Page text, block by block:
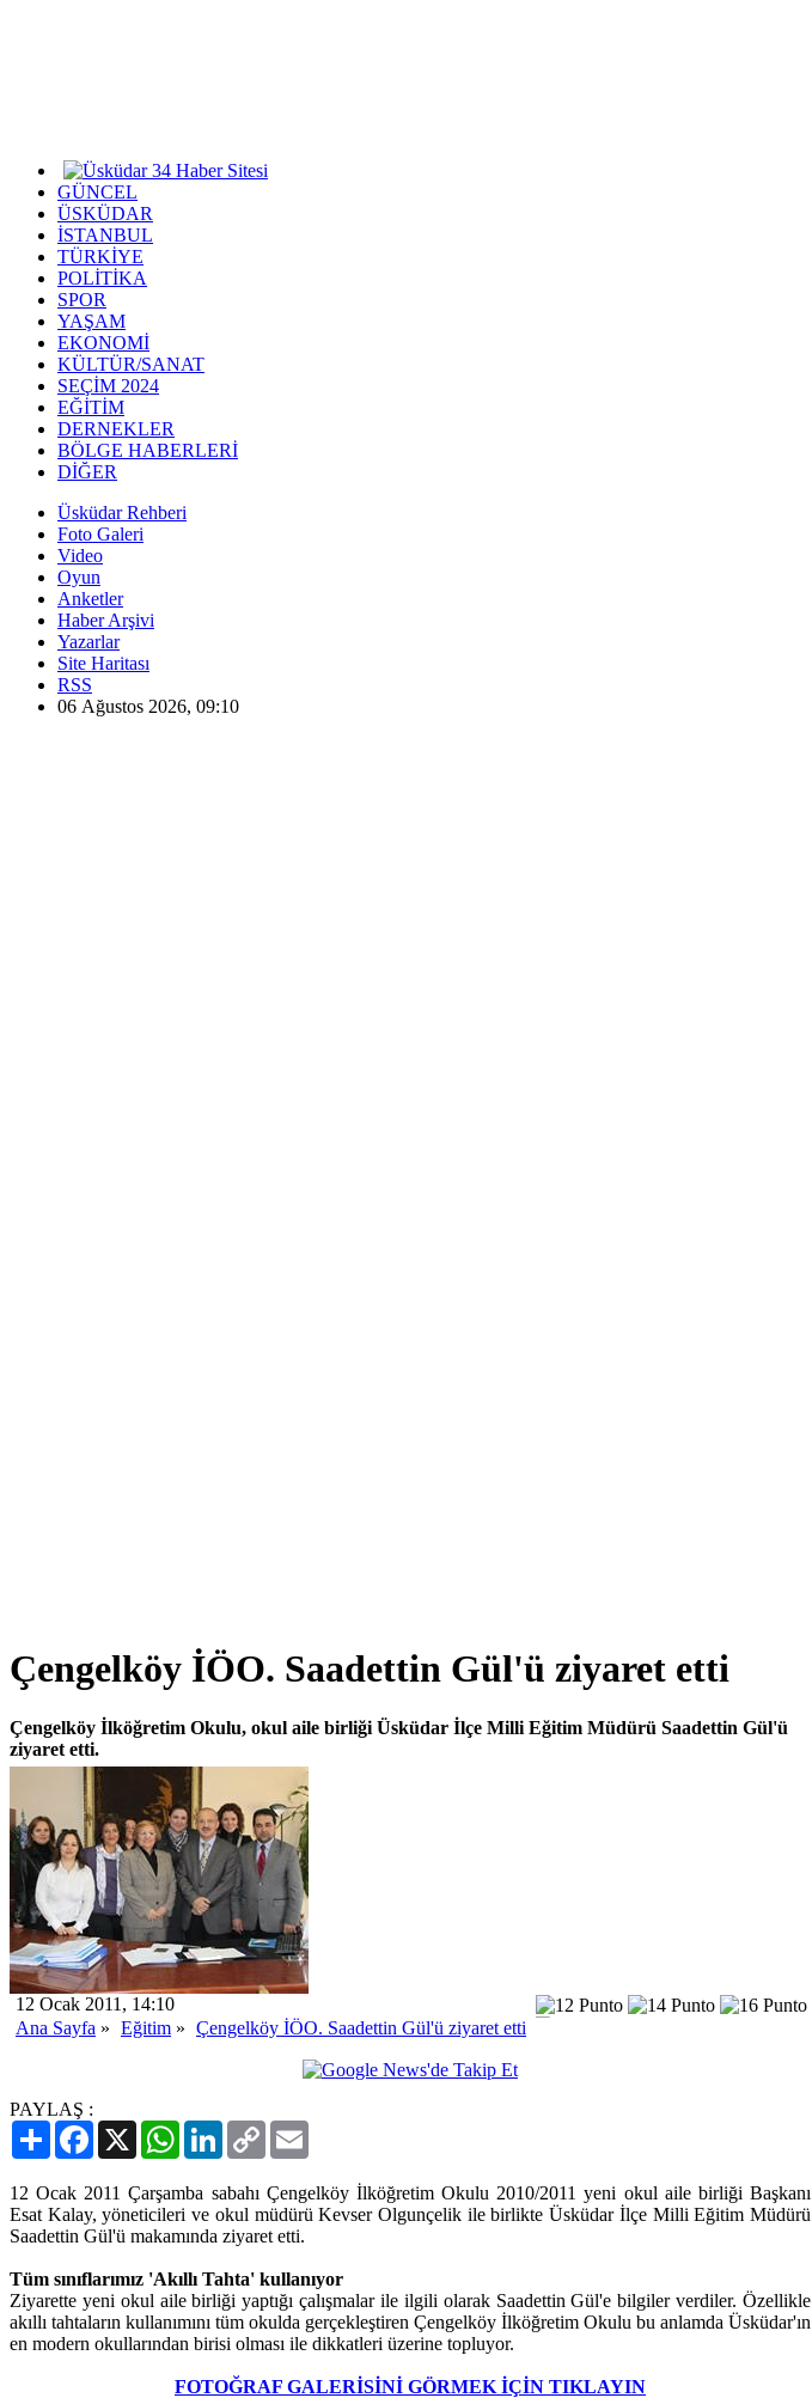
GÜNCEL
ÜSKÜDAR
İSTANBUL
TÜRKİYE
POLİTİKA
SPOR
YAŞAM
EKONOMİ
KÜLTÜR/SANAT
SEÇİM 2024
EĞİTİM
DERNEKLER
BÖLGE HABERLERİ
DİĞER
Üsküdar Rehberi
Foto Galeri
Video
Oyun
Anketler
Haber Arşivi
Yazarlar
Site Haritası
RSS
06 Ağustos 2026, 09:10
Çengelköy İÖO. Saadettin Gül'ü ziyaret etti
Çengelköy İlköğretim Okulu, okul aile birliği Üsküdar İlçe Milli Eğitim Müdürü Saadettin Gül'ü
ziyaret etti.
12 Ocak 2011, 14:10
Ana Sayfa » Eğitim » Çengelköy İÖO. Saadettin Gül'ü ziyaret etti
PAYLAŞ :
PaylaşFacebook
X WhatsAppLinkedIn
Copy
Link
12 Ocak 2011 Çarşamba sabahı Çengelköy İlköğretim Okulu 2010/2011 yeni okul aile birliği Başkanı
Esat Kalay, yöneticileri ve okul müdürü Kevser Olgunçelik ile birlikte Üsküdar İlçe Milli Eğitim Müdürü
Saadettin Gül'ü makamında ziyaret etti.
Tüm sınıflarımız 'Akıllı Tahta' kullanıyor
Ziyarette yeni okul aile birliği yaptığı çalışmalar ile ilgili olarak Saadettin Gül'e bilgiler verdiler. Özellikle
akıllı tahtaların kullanımını tüm okulda gerçekleştiren Çengelköy İlköğretim Okulu bu anlamda Üsküdar'ın
en modern okullarından birisi olması ile dikkatleri üzerine topluyor.
FOTOĞRAF GALERİSİNİ GÖRMEK İÇİN TIKLAYIN